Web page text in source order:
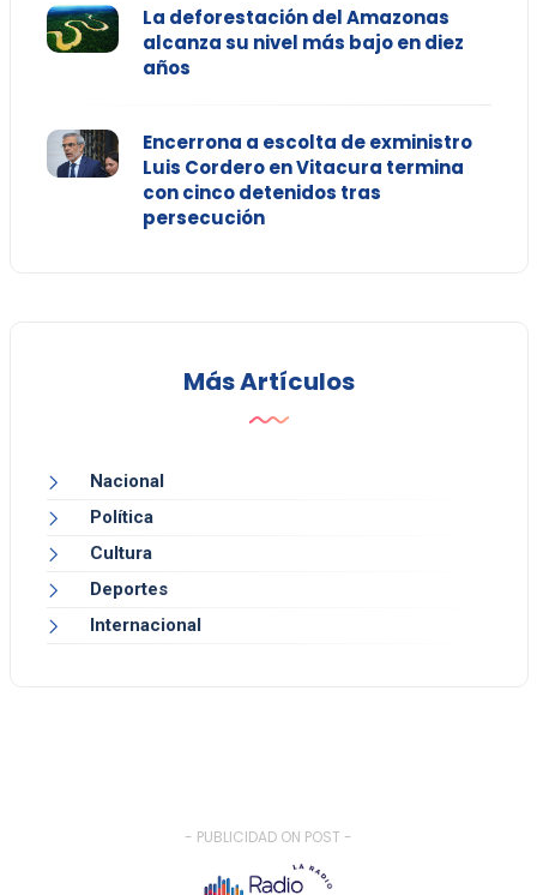
La deforestación del Amazonas
alcanza su nivel más bajo en diez
años
Encerrona a escolta de exministro
Luis Cordero en Vitacura termina
con cinco detenidos tras
persecución
Más Artículos
Nacional
Política
Cultura
Deportes
Internacional
- PUBLICIDAD ON POST -